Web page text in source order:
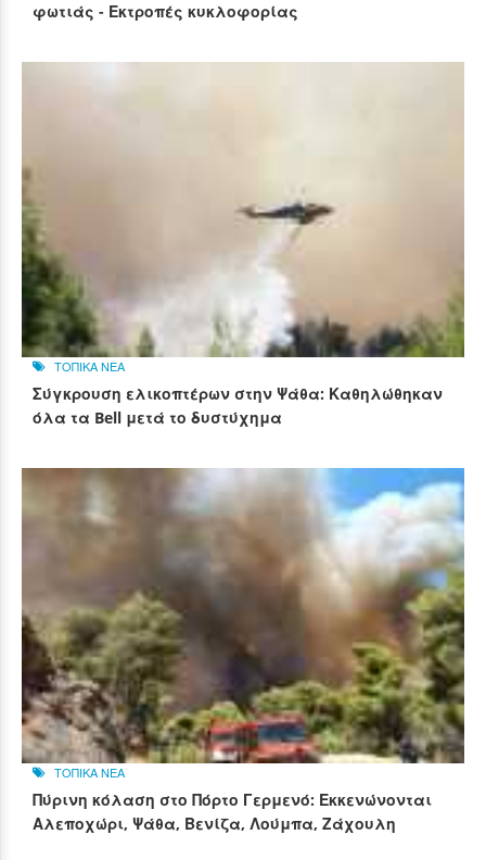
φωτιάς - Εκτροπές κυκλοφορίας
ΤΟΠΙΚΑ ΝΕΑ
Σύγκρουση ελικοπτέρων στην Ψάθα: Καθηλώθηκαν
όλα τα Bell μετά το δυστύχημα
ΤΟΠΙΚΑ ΝΕΑ
Πύρινη κόλαση στο Πόρτο Γερμενό: Εκκενώνονται
Αλεποχώρι, Ψάθα, Βενίζα, Λούμπα, Ζάχουλη